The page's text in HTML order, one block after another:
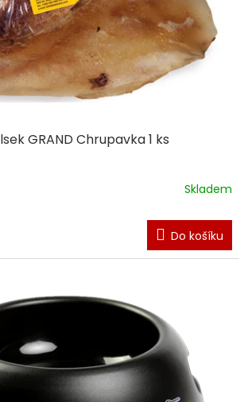
GRAND Chrupavka 1 ks
Skladem
Do košíku